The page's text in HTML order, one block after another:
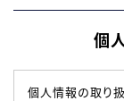
個
個人情報の取り